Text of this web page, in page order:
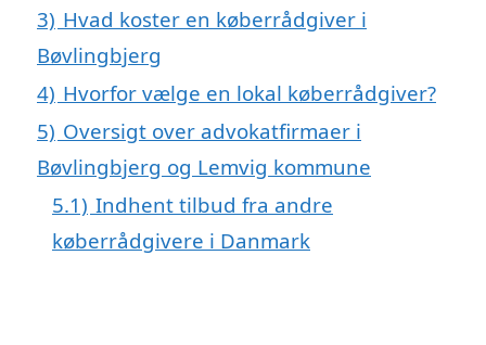
3) Hvad koster en køberrådgiver i
Bøvlingbjerg
4) Hvorfor vælge en lokal køberrådgiver?
5) Oversigt over advokatfirmaer i
Bøvlingbjerg og Lemvig kommune
5.1) Indhent tilbud fra andre
køberrådgivere i Danmark